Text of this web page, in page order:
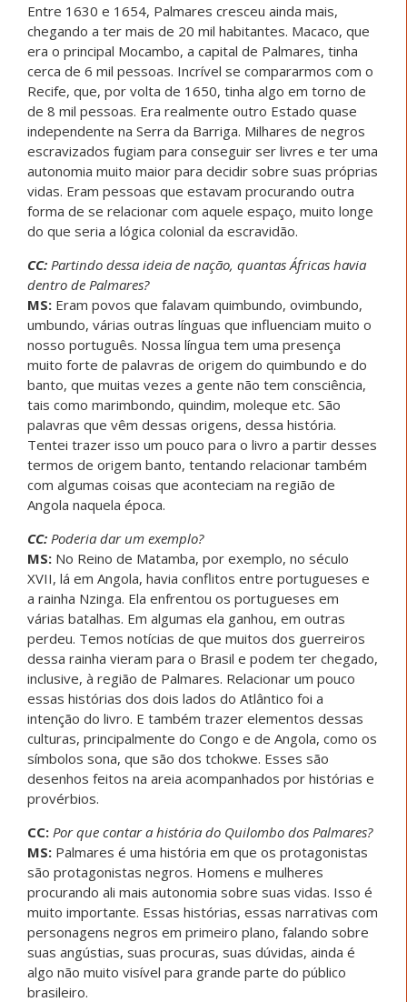
Entre 1630 e 1654, Palmares cresceu ainda mais,
chegando a ter mais de 20 mil habitantes. Macaco, que
era o principal Mocambo, a capital de Palmares, tinha
cerca de 6 mil pessoas. Incrível se compararmos com o
Recife, que, por volta de 1650, tinha algo em torno de
de 8 mil pessoas. Era realmente outro Estado quase
independente na Serra da Barriga. Milhares de negros
escravizados fugiam para conseguir ser livres e ter uma
autonomia muito maior para decidir sobre suas próprias
vidas. Eram pessoas que estavam procurando outra
forma de se relacionar com aquele espaço, muito longe
do que seria a lógica colonial da escravidão.
CC: Partindo dessa ideia de nação, quantas Áfricas havia
dentro de Palmares?
MS: Eram povos que falavam quimbundo, ovimbundo,
umbundo, várias outras línguas que influenciam muito o
nosso português. Nossa língua tem uma presença
muito forte de palavras de origem do quimbundo e do
banto, que muitas vezes a gente não tem consciência,
tais como marimbondo, quindim, moleque etc. São
palavras que vêm dessas origens, dessa história.
Tentei trazer isso um pouco para o livro a partir desses
termos de origem banto, tentando relacionar também
com algumas coisas que aconteciam na região de
Angola naquela época.
CC: Poderia dar um exemplo?
MS: No Reino de Matamba, por exemplo, no século
XVII, lá em Angola, havia conflitos entre portugueses e
a rainha Nzinga. Ela enfrentou os portugueses em
várias batalhas. Em algumas ela ganhou, em outras
perdeu. Temos notícias de que muitos dos guerreiros
dessa rainha vieram para o Brasil e podem ter chegado,
inclusive, à região de Palmares. Relacionar um pouco
essas histórias dos dois lados do Atlântico foi a
intenção do livro. E também trazer elementos dessas
culturas, principalmente do Congo e de Angola, como os
símbolos sona, que são dos tchokwe. Esses são
desenhos feitos na areia acompanhados por histórias e
provérbios.
CC: Por que contar a história do Quilombo dos Palmares?
MS: Palmares é uma história em que os protagonistas
são protagonistas negros. Homens e mulheres
procurando ali mais autonomia sobre suas vidas. Isso é
muito importante. Essas histórias, essas narrativas com
personagens negros em primeiro plano, falando sobre
suas angústias, suas procuras, suas dúvidas, ainda é
algo não muito visível para grande parte do público
brasileiro.